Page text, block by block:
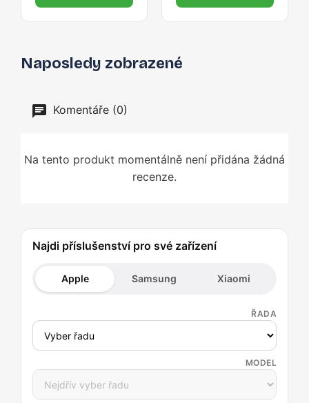
Naposledy zobrazené
Komentáře (0)
Na tento produkt momentálně není přidána žádná
recenze.
Najdi příslušenství pro své zařízení
Apple Samsung Xiaomi
ŘADA
MODEL